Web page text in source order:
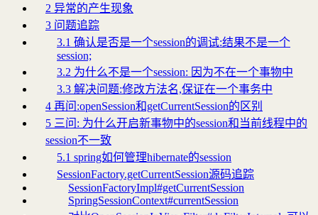
2 异常的产生现象
3 问题追踪
3.1 确认是否是一个session的调试:结果不是一个
session;
3.2 为什么不是一个session: 因为不在一个事物中
3.3 解决问题:修改方法名,保证在一个事务中
4 再问:openSession和getCurrentSession的区别
5 三问: 为什么开启新事物中的session和当前线程中的
session不一致
5.1 spring如何管理hibernate的session
SessionFactory.getCurrentSession源码追踪
SessionFactoryImpl#getCurrentSession
SpringSessionContext#currentSession